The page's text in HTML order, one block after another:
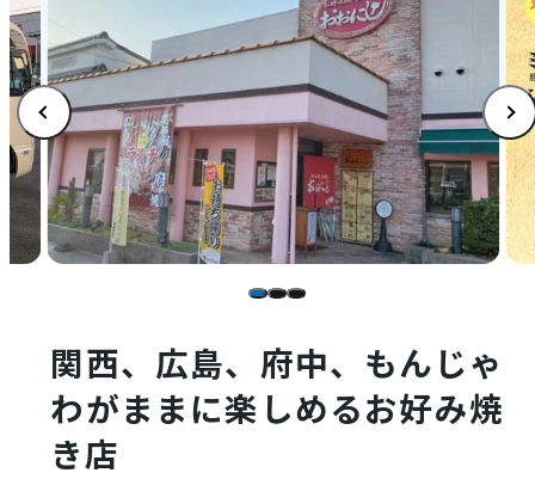
関西、広島、府中、もんじゃ
わがままに楽しめるお好み焼
き店
体験・ガイド
モデルコース
注目コンテンツ
PICK UP